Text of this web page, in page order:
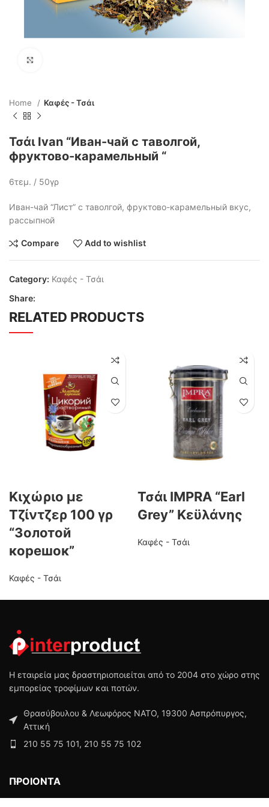
Home Καφές - Τσάι
Τσάι Ivan “Иван-чай с таволгой,
фруктово-карамельный “
6τεμ. / 50γρ
Иван-чай “Лист” с таволгой, фруктово-карамельный вкус,
рассыпной
Compare Add to wishlist
Category: Καφές - Τσάι
Share:
RELATED PRODUCTS
Κιχώριο με
Τζίντζερ 100 γρ
“Золотой
корешок”
Καφές - Τσάι
Τσάι IMPRA “Earl
Grey” Κεϋλάνης
Καφές - Τσάι
Η εταιρεία μας δραστηριοποιείται από το 2004 στο χώρο στης
εμπορείας τροφίμων και ποτών.
Θρασύβουλου & Λεωφόρος ΝΑΤΟ, 19300 Ασπρόπυργος,
Αττική
210 55 75 101, 210 55 75 102
ΠΡΟΙΟΝΤΑ